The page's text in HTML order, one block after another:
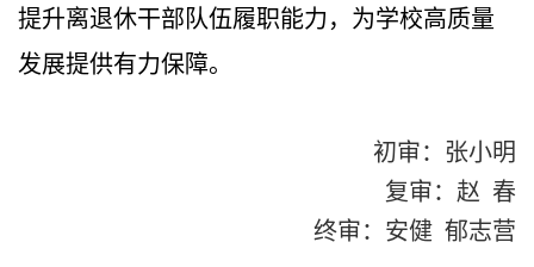
提升离退休干部队伍履职能力，为学校高质量
发展提供有力保障。
初审：张小明
复审：赵 春
终审：安健 郁志营